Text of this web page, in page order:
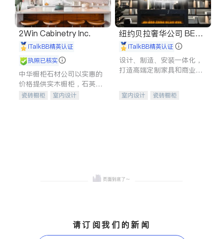
2Win Cabinetry Inc.
iTalkBB精英认证
执照已核实
中华橱柜石材公司以实惠的
价格提供实木橱柜，石英石
台面，多种优质不锈钢水
瓷砖橱柜
室内设计
纽约贝拉奢华公司 BELL
A LUXE
iTalkBB精英认证
设计、制造、安装一体化，
打造高端定制家具和商业空
室内设计
瓷砖橱柜
请订阅我们的新闻